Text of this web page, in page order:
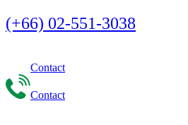
(+66) 02-551-3038
Contact
Contact